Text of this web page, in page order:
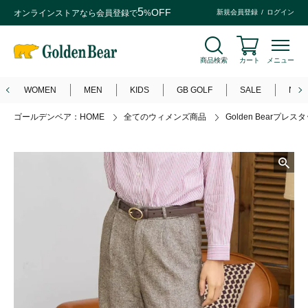
オンラインストアなら会員登録で5%OFF 新規会員登録 ログイン
商品検索 カート メニュー
WOMEN MEN KIDS GB GOLF SALE
ゴールデンベア：HOME 全てのウィメンズ商品 Golden Bearプレス